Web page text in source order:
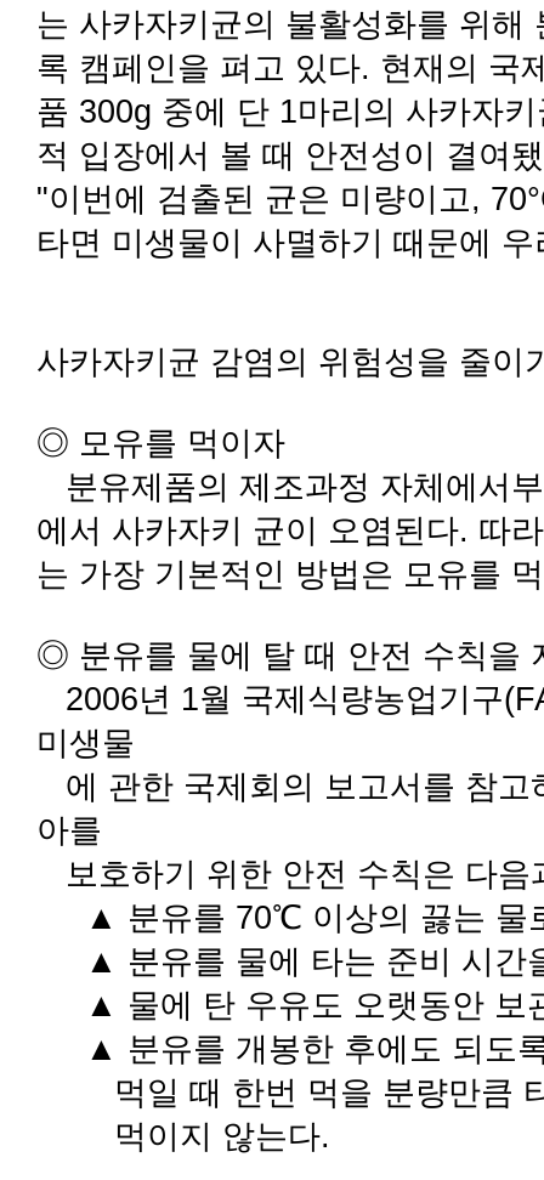
는 사카자키균의 불활성화를 위
록 캠페인을 펴고 있다. 현재의 국
품 300g 중에 단 1마리의 사카자
적 입장에서 볼 때 안전성이 결여
"이번에 검출된 균은 미량이고,
타면 미생물이 사멸하기 때문에
사카자키균 감염의 위험성을 줄이
◎ 모유를 먹이자
분유제품의 제조과정 자체에서
에서 사카자키 균이 오염된다. 따
는 가장 기본적인 방법은 모유를
◎ 분유를 물에 탈 때 안전 수칙을
2006년 1월 국제식량농업기구
미생물
에 관한 국제회의 보고서를 참고
아를
보호하기 위한 안전 수칙은 다음
▲ 분유를 70℃ 이상의 끓는 물
▲ 분유를 물에 타는 준비 시간
▲ 물에 탄 우유도 오랫동안 보
▲ 분유를 개봉한 후에도 되도
먹일 때 한번 먹을 분량만큼 타
먹이지 않는다.